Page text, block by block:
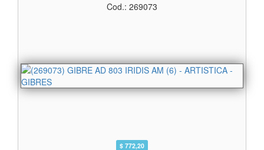
Cod.: 269073
$ 772,20